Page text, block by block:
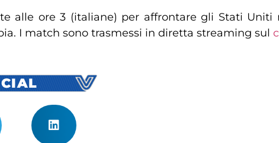
alle ore 3 (italiane) per affrontare gli Stati Uniti
I match sono trasmessi in diretta streaming sul